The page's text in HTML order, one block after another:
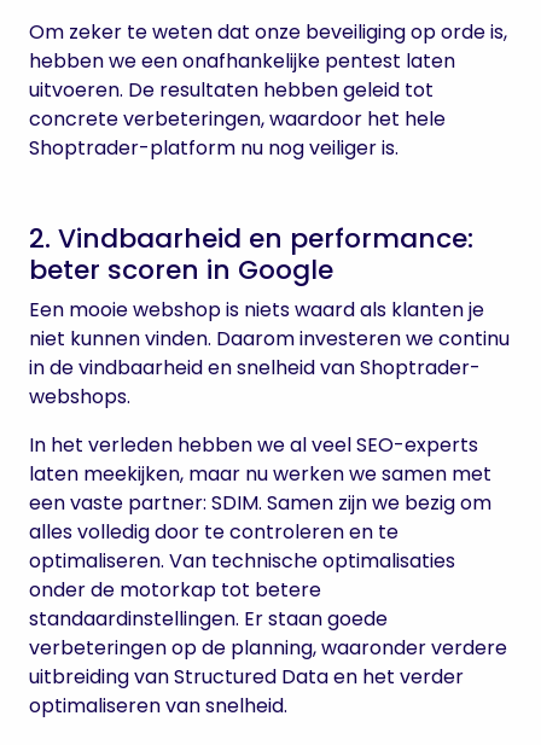
Om zeker te weten dat onze beveiliging op orde is,
hebben we een onafhankelijke pentest laten
uitvoeren. De resultaten hebben geleid tot
concrete verbeteringen, waardoor het hele
Shoptrader-platform nu nog veiliger is.
2. Vindbaarheid en performance:
beter scoren in Google
Een mooie webshop is niets waard als klanten je
niet kunnen vinden. Daarom investeren we continu
in de vindbaarheid en snelheid van Shoptrader-
webshops.
In het verleden hebben we al veel SEO-experts
laten meekijken, maar nu werken we samen met
een vaste partner: SDIM. Samen zijn we bezig om
alles volledig door te controleren en te
optimaliseren. Van technische optimalisaties
onder de motorkap tot betere
standaardinstellingen. Er staan goede
verbeteringen op de planning, waaronder verdere
uitbreiding van Structured Data en het verder
optimaliseren van snelheid.